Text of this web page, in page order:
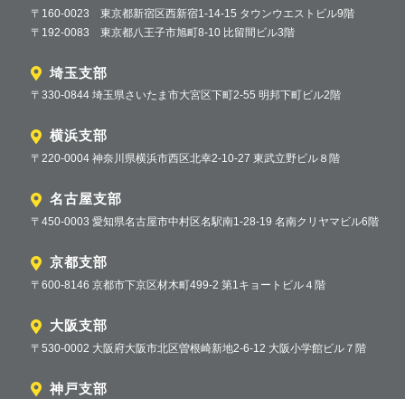
〒160-0023 東京都新宿区西新宿1-14-15 タウンウエストビル9階
〒192-0083 東京都八王子市旭町8-10 比留間ビル3階
埼玉支部
〒330-0844 埼玉県さいたま市大宮区下町2-55 明邦下町ビル2階
横浜支部
〒220-0004 神奈川県横浜市西区北幸2-10-27 東武立野ビル８階
名古屋支部
〒450-0003 愛知県名古屋市中村区名駅南1-28-19 名南クリヤマビル6階
京都支部
〒600-8146 京都市下京区材木町499-2 第1キョートビル４階
大阪支部
〒530-0002 大阪府大阪市北区曽根崎新地2-6-12 大阪小学館ビル７階
神戸支部